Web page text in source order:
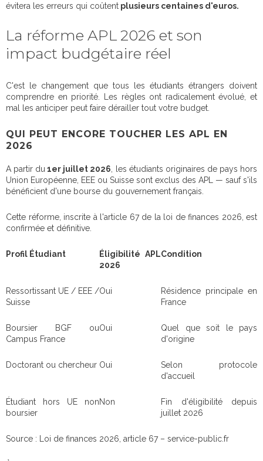
évitera les erreurs qui coûtent plusieurs centaines d'euros.
La réforme APL 2026 et son
impact budgétaire réel
C'est le changement que tous les étudiants étrangers doivent
comprendre en priorité. Les règles ont radicalement évolué, et
mal les anticiper peut faire dérailler tout votre budget.
QUI PEUT ENCORE TOUCHER LES APL EN
2026
A partir du 1er juillet 2026 , les étudiants originaires de pays hors
Union Européenne, EEE ou Suisse sont exclus des APL — sauf s'ils
bénéficient d'une bourse du gouvernement français.
Cette réforme, inscrite à l'article 67 de la loi de finances 2026, est
confirmée et définitive.
Profil Étudiant
Éligibilité APL
2026
Condition
Ressortissant UE / EEE /
Suisse
Oui
Résidence principale en
France
Boursier BGF ou
Campus France
Oui
Quel que soit le pays
d'origine
Doctorant ou chercheur Oui
Selon protocole
d'accueil
Étudiant hors UE non
boursier
Non
Fin d'éligibilité depuis
juillet 2026
Source : Loi de finances 2026, article 67 – service-public.fr